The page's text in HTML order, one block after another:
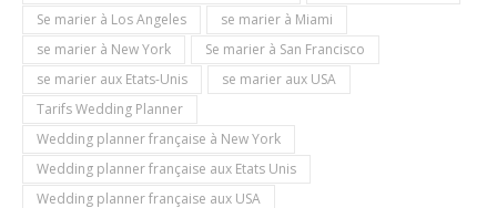
Se marier à Los Angeles
se marier à Miami
se marier à New York
Se marier à San Francisco
se marier aux Etats-Unis
se marier aux USA
Tarifs Wedding Planner
Wedding planner française à New York
Wedding planner française aux Etats Unis
Wedding planner française aux USA